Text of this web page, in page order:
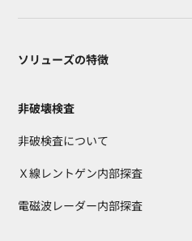
ソリューズの特徴
非破壊検査
非破検査について
Ｘ線レントゲン内部探査
電磁波レーダー内部探査